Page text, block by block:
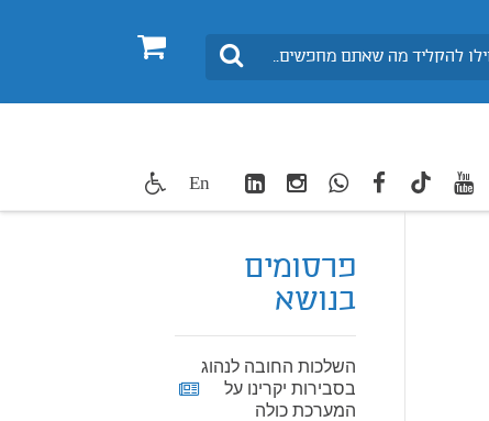
0 חיפוש
twitter
youtube
TikTok
facebook
WhatsApp
Instagram
LinkedIn
En
פרסומים
בנושא
השלכות החובה לנהוג
בסבירות יקרינו על
המערכת כולה